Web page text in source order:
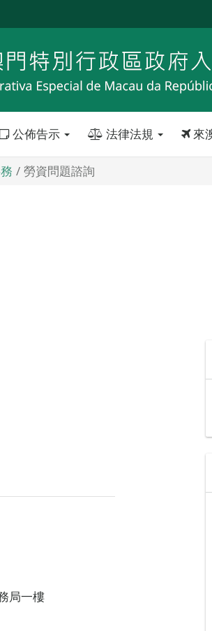
公佈告示 法律法規 來
勞資問題諮詢
局一樓